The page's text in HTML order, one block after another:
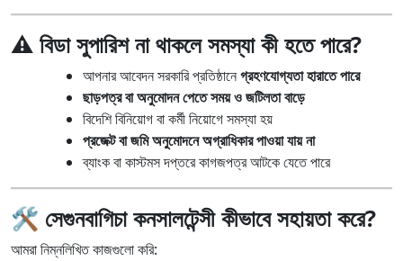
⚠️ বিডা সুপারিশ না থাকলে সমস্যা কী হতে পারে?
আপনার আবেদন সরকারি প্রতিষ্ঠানেগ্রহণযোগ্যতা হারাতে পারে
ছাড়পত্র বা অনুমোদন পেতে সময় ও জটিলতা বাড়ে
বিদেশি বিনিয়োগ বা কর্মী নিয়োগে সমস্যা হয়
প্রজেক্ট বা জমি অনুমোদনে অগ্রাধিকার পাওয়া যায় না
ব্যাংক বা কাস্টমস দপ্তরে কাগজপত্র আটকে যেতে পারে
🛠️ সেগুনবাগিচা কনসালটেন্সী কীভাবে সহায়তা করে?
আমরা নিম্নলিখিত কাজগুলো করি: